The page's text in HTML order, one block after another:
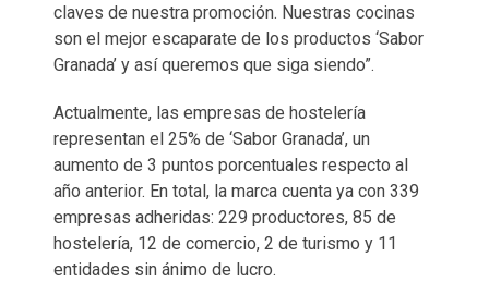
claves de nuestra promoción. Nuestras cocinas
son el mejor escaparate de los productos ‘Sabor
Granada’ y así queremos que siga siendo”.
Actualmente, las empresas de hostelería
representan el 25% de ‘Sabor Granada’, un
aumento de 3 puntos porcentuales respecto al
año anterior. En total, la marca cuenta ya con 339
empresas adheridas: 229 productores, 85 de
hostelería, 12 de comercio, 2 de turismo y 11
entidades sin ánimo de lucro.